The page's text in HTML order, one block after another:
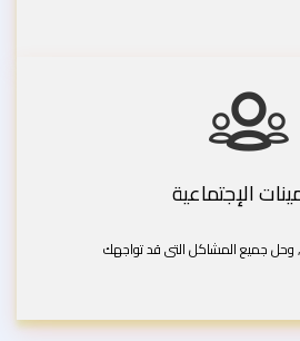
الإجتماعية
, وحل جميع المشاكل التى قد تواجهك